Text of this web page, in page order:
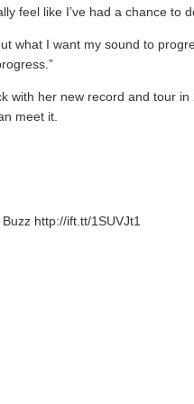
feel like I’ve had a chance to
what I want my sound to
with her new record and tour
meet it.
http://ift.tt/1SUVJt1